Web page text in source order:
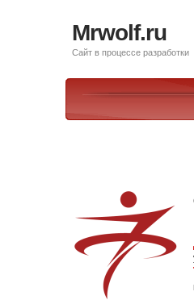
Mrwolf.ru
Сайт в процессе разработки